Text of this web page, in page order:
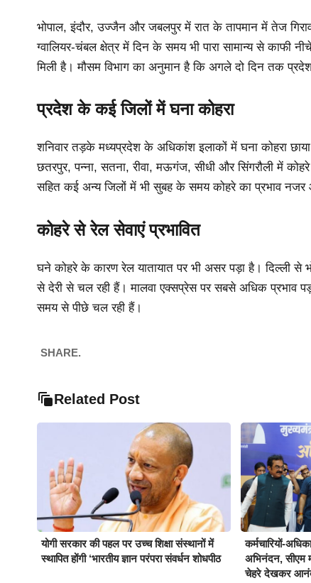
भोपाल, इंदौर, उज्जैन और जबलपुर में रात के तापमान में तेज
ग्वालियर-चंबल क्षेत्र में दिन के समय भी पारा सामान्य से
मिली है। मौसम विभाग का अनुमान है कि अगले दो दिन तक
प्रदेश के कई जिलों में घना कोहरा
शनिवार तड़के मध्यप्रदेश के अधिकांश इलाकों में घना कोहरा छाया
छतरपुर, पन्ना, सतना, रीवा, मऊगंज, सीधी और सिंगरौली में कोहरे
सहित कई अन्य जिलों में भी सुबह के समय कोहरे का प्रभाव नजर
कोहरे से रेल सेवाएं प्रभावित
घने कोहरे के कारण रेल यातायात पर भी असर पड़ा है। दिल्ली
से देरी से चल रही हैं। मालवा एक्सप्रेस पर सबसे अधिक प्रभाव
समय से पीछे चल रही हैं।
SHARE.
Related Post
योगी सरकार की पहल पर उच्च शिक्षा संस्थानों में
स्थापित होंगी ‘भारतीय ज्ञान परंपरा संवर्धन शोधपीठ
कर्मचारियों-
अभिनंदन, सीएम
चेहरे देखकर